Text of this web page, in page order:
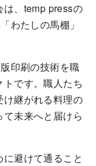
は、temp pressの
わたしの馬棚」
印刷の技術を職
です。職人たち
け継がれる料理の
未来へと届けら
避けて通ること